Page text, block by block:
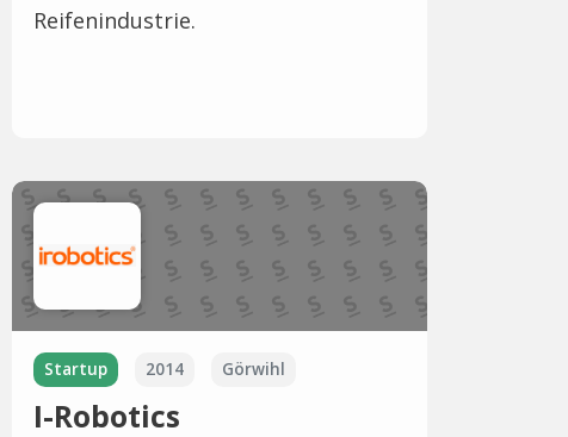
Reifenindustrie.
Startup 2014 Görwihl
I-Robotics